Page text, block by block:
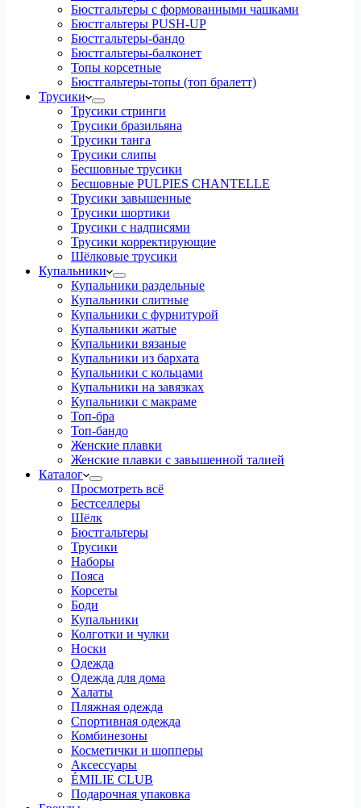
Бюстгальтеры с формованными чашками
Бюстгальтеры PUSH-UP
Бюстгальтеры-бандо
Бюстгальтеры-балконет
Топы корсетные
Бюстгальтеры-топы (топ бралетт)
Трусики
Трусики стринги
Трусики бразильяна
Трусики танга
Трусики слипы
Бесшовные трусики
Бесшовные PULPIES CHANTELLE
Трусики завышенные
Трусики шортики
Трусики с надписями
Трусики корректирующие
Шёлковые трусики
Купальники
Купальники раздельные
Купальники слитные
Купальники с фурнитурой
Купальники жатые
Купальники вязаные
Купальники из бархата
Купальники с кольцами
Купальники на завязках
Купальники с макраме
Топ-бра
Топ-бандо
Женские плавки
Женские плавки с завышенной талией
Каталог
Просмотреть всё
Бестселлеры
Шёлк
Бюстгальтеры
Трусики
Наборы
Пояса
Корсеты
Боди
Купальники
Колготки и чулки
Носки
Одежда
Одежда для дома
Халаты
Пляжная одежда
Спортивная одежда
Комбинезоны
Косметички и шопперы
Аксессуары
ÉMILIE CLUB
Подарочная упаковка